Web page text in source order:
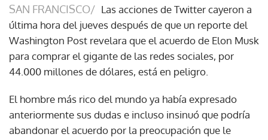
SAN FRANCISCO/ Las acciones de Twitter cayeron a
última hora del jueves después de que un reporte del
Washington Post revelara que el acuerdo de Elon Musk
para comprar el gigante de las redes sociales, por
44.000 millones de dólares, está en peligro.
El hombre más rico del mundo ya había expresado
anteriormente sus dudas e incluso insinuó que podría
abandonar el acuerdo por la preocupación que le